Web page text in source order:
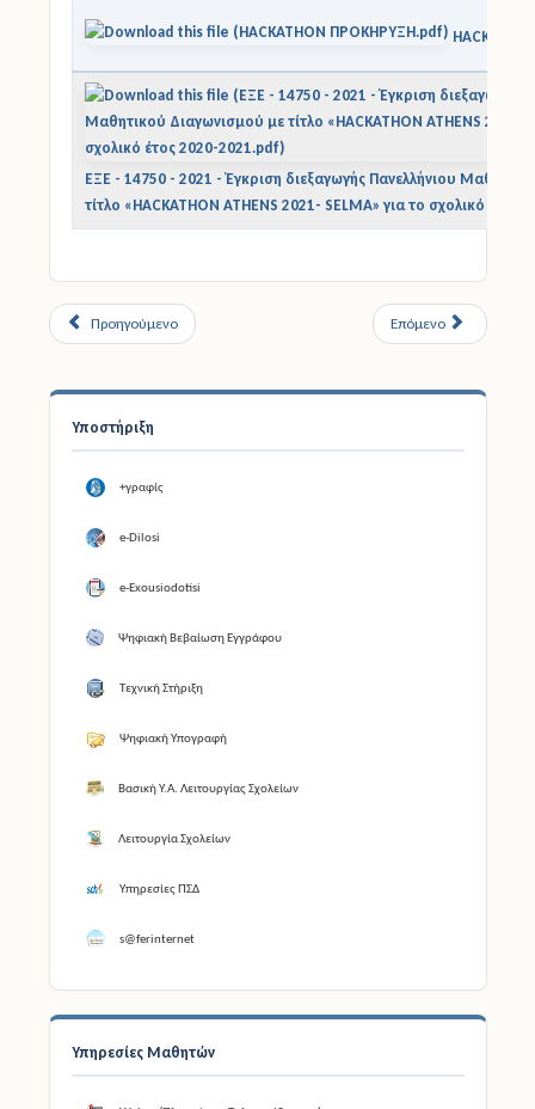
Υποστήριξη
+γραφίς
e-Dilosi
e-Exousiodotisi
Ψηφιακή Βεβαίωση Εγγράφου
Τεχνική Στήριξη
Ψηφιακή Υπογραφή
Βασική Υ.Α. Λειτουργίας Σχολείων
Λειτουργία Σχολείων
Υπηρεσίες ΠΣΔ
s@ferinternet
Υπηρεσίες Μαθητών
ΕΞΕ - 14750 - 2021 - Έγκριση διεξαγωγής Πανελλήνιου
τίτλο «HACKATHON ATHENS 2021- SELMA» για το σχολικό έτος
Προηγούμενο Επόμενο